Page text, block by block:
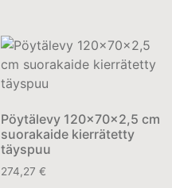
Pöytälevy 120x70x2,5 cm
suorakaide kierrätetty
täyspuu
274,27 €